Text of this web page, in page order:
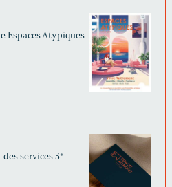
Espaces Atypiques
services 5*